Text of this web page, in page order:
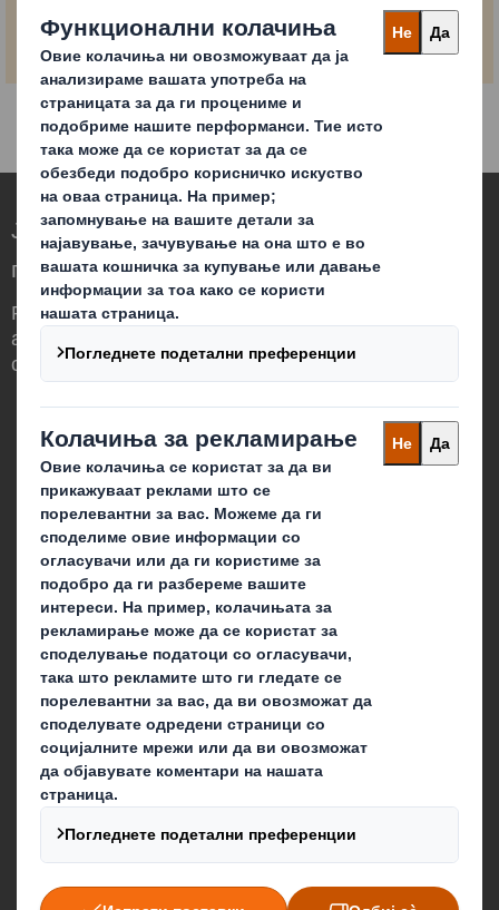
Ја редефинираме амбалажата за
потребите на светот што се менува
Различни сме бидејќи гледаме можност
амбалажата да има значајна улога во
светот околу нас.
Кои сме ние
За нас
За акционерите
Одржливост
Кариера
Што правиме ние?
Амбалажа
Да останеме во контакт